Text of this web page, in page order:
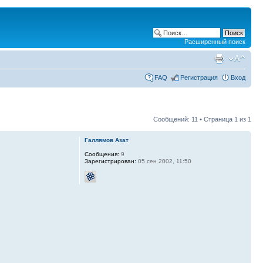
Расширенный поиск
FAQ Регистрация Вход
Сообщений: 11 • Страница 1 из 1
Галлямов Азат
Сообщения: 9
Зарегистрирован: 05 сен 2002, 11:50